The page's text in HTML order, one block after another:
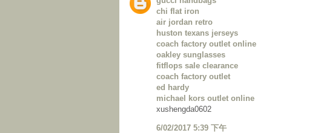
chi flat iron
air jordan retro
huston texans jerseys
coach factory outlet online
oakley sunglasses
fitflops sale clearance
coach factory outlet
ed hardy
michael kors outlet online
xushengda0602
6/02/2017 5:39 下午